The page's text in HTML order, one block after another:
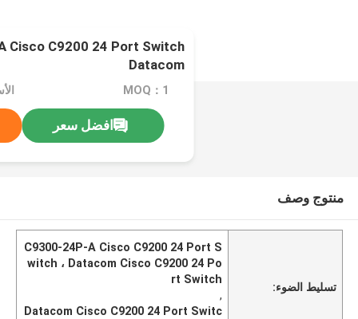
Datacom
MOQ：1
افضل سعر
منتوج وصف
تسليط الضوء:
C9300-24P-A Cisco C9200 24 Port S
witch ، Datacom Cisco C9200 24 Po
rt Switch
,
Datacom Cisco C9200 24 Port Switc